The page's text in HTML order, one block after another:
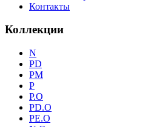
Контакты
Коллекции
N
PD
PM
P
P.O
PD.O
PE.O